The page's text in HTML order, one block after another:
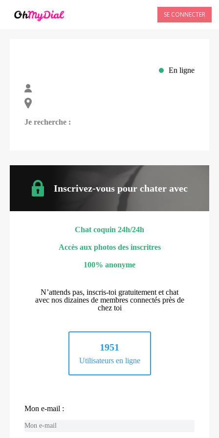
SE CONNECTER
En ligne
Je recherche :
Inscrivez-vous pour chater avec
Chat coquin 24h/24h
Accès aux photos des inscritres
100% anonyme
N’attends pas, inscris-toi gratuitement et chat
avec nos dizaines de membres connectés près de
chez toi
1951
Utilisateurs en ligne
Mon e-mail :